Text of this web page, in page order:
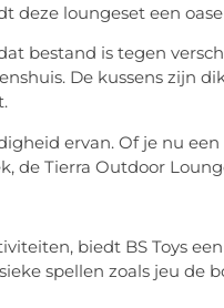
loungeset een
bestand is tegen
De kussens zijn
ervan. Of je nu
de Tierra Outdoor
biedt BS Toys
spellen zoals jeu de